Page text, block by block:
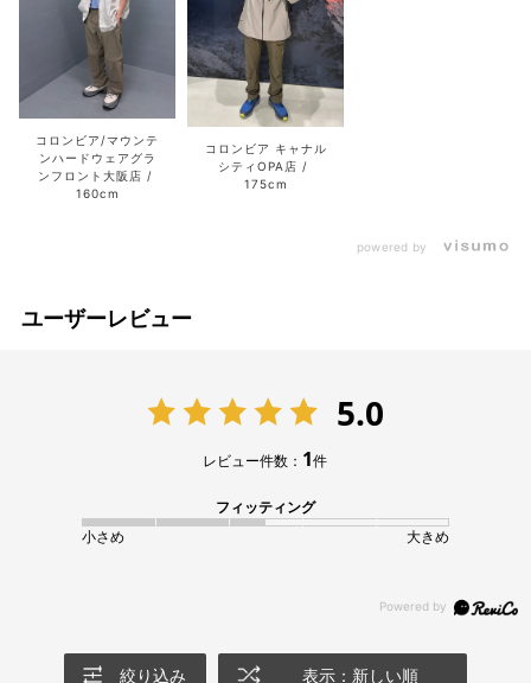
コロンビア/マウンテ
ンハードウェアグラ
ンフロント大阪店
160cm
コロンビア キャナル
シティOPA店
175cm
powered by
ユーザーレビュー
5.0
レビュー件数： 1件
フィッティング
小さめ
大きめ
絞り込み 表示：新しい順